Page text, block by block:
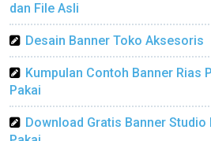
dan File Asli
Desain Banner Toko Aksesoris
Kumpulan Contoh Banner Rias
Pakai
Download Gratis Banner